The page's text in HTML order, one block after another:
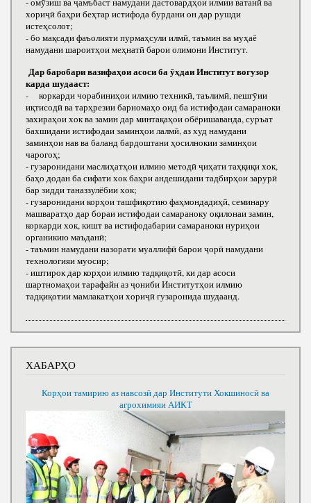
хориҷӣ баҳри беҳтар истифода бурдани он дар рушди
истеҳсолот;
- бо мақсади фаъолияти пурмаҳсули илмӣ, таъмин ва муҳаё
намудани шароитҳои меҳнатӣ барои олимони Институт.
Дар баробари вазифаҳои асоси ба ӯҳдаи Институт вогузор
карда шудааст:
- коркарди чорабиниҳои илмию техникӣ, таълимӣ, пешгӯии
иқтисодӣ ва тарҳрезии барномаҳо оид ба истифодаи самараноки
захираҳои хок ва замин дар минтақаҳои обёришаванда, суръат
бахшидани истифодаи заминҳои лалмӣ, аз худ намудани
заминҳои нав ва баланд бардоштани ҳосилнокии заминҳои
чарогоҳ;
- гузаронидани маслиҳатҳои илмию методӣ ҷиҳати таҳқиқи хок,
баҳо додан ба сифати хок баҳри андешидани тадбирҳои зарурӣ
бар зидди таназзулёбии хок;
- гузаронидани корҳои ташфиқотию фаҳмондадиҳӣ, семинару
машваратҳо дар бораи истифодаи самараноку оқилонаи замин,
коркарди хок, кишт ва истифодабарии самараноки нуриҳои
органикию маъданӣ;
- таъмин намудани назорати муаллифӣ барои ҷорӣ намудани
технологияи муосир;
- иштирок дар корҳои илмию тадқиқотӣ, ки дар асоси
шартномаҳои тарафайн аз ҷониби Институтҳои илмию
тадқиқотии мамлакатҳои хориҷӣ гузаронида шудаанд.
ХАБАРҲО
Корҳои тамирию аз навсозӣ дар Институти Хокшиносӣ ва
агрохимияи АИКТ